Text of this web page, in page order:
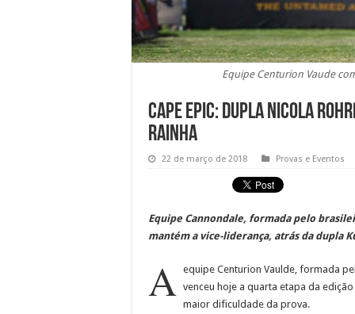
Equipe Centurion Vaude
Cape Epic: Dupla Nicola
rainha
22 de março de 2018 Provas e Eventos
Equipe Cannondale, formada pelo
mantém a vice-liderança, atrás da dupla
A equipe Centurion Vaulde, formada
venceu hoje a quarta etapa da
maior dificuldade da prova.